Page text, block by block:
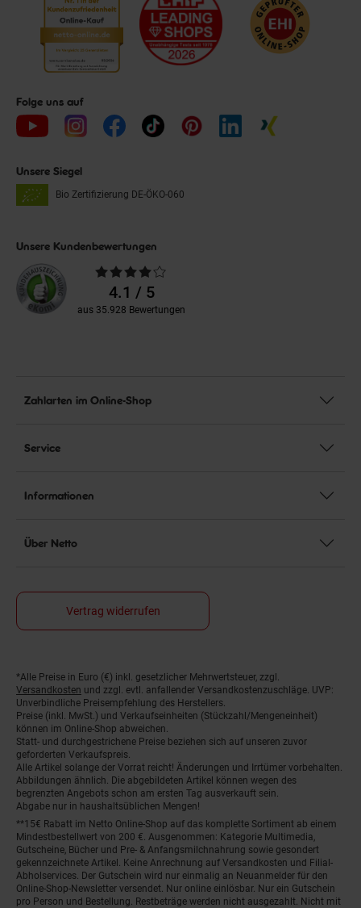
Folge uns auf
Unsere Siegel
Bio Zertifizierung DE-ÖKO-060
Unsere Kundenbewertungen
Durchschnittliche
Bewertungen4.1 / 5
aus 35.928 Bewertungen
Zahlarten im Online-Shop
Service
Informationen
Über Netto
Vertrag widerrufen
Fußnoten
*Alle Preise in Euro (€) inkl. gesetzlicher Mehrwertsteuer, zzgl.
Versandkosten und zzgl. evtl. anfallender Versandkostenzuschläge. UVP:
Unverbindliche Preisempfehlung des Herstellers.
Preise (inkl. MwSt.) und Verkaufseinheiten (Stückzahl/Mengeneinheit)
können im Online-Shop abweichen.
Statt- und durchgestrichene Preise beziehen sich auf unseren zuvor
geforderten Verkaufspreis.
Alle Artikel solange der Vorrat reicht! Änderungen und Irrtümer vorbehalten.
Abbildungen ähnlich. Die abgebildeten Artikel können wegen des
begrenzten Angebots schon am ersten Tag ausverkauft sein.
Abgabe nur in haushaltsüblichen Mengen!
**15€ Rabatt im Netto Online-Shop auf das komplette Sortiment ab einem
Mindestbestellwert von 200 €. Ausgenommen: Kategorie Multimedia,
Gutscheine, Bücher und Pre- & Anfangsmilchnahrung sowie gesondert
gekennzeichnete Artikel. Keine Anrechnung auf Versandkosten und Filial-
Abholservices. Der Gutschein wird nur einmalig an Neuanmelder für den
Online-Shop-Newsletter versendet. Nur online einlösbar. Nur ein Gutschein
pro Person und Bestellung. Restbeträge werden nicht ausgezahlt. Nicht mit